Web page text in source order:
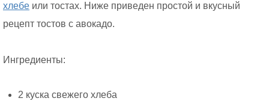
хлебе или тостах. Ниже приведен простой и вкусный
рецепт тостов с авокадо.
Ингредиенты:
2 куска свежего хлеба